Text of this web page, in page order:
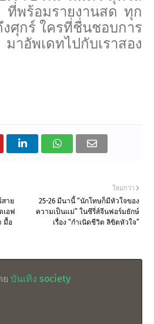
พร้อมรายงานสด ทุก
งศุกร์ ใครที่ชื่นชอบการ
าอัพเดทไปกับเราสอง
ใหม่กว่า
25-26 มีนานี้ “นักโทษก็มีหัวใจของ
ความเป็นแม่” ในซีรี่ส์จีนฟอร์มยักษ์
เรื่อง “กำเนิดชีวิต ลิขิตหัวใจ”
สาย
เอฟ
มื้อ
ย บันเทิง society